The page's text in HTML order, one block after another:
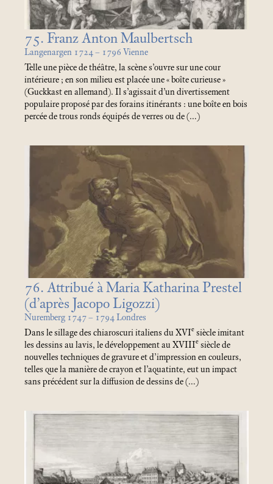
75. Franz Anton Maulbertsch
Langenargen 1724 – 1796 Vienne
Telle une pièce de théâtre, la scène s’ouvre sur une cour
intérieure ; en son milieu est placée une « boîte curieuse»
(Guckkast en allemand). Il s’agissait d’un divertissement
populaire proposé par des forains itinérants : une boîte en bois
percée de trous ronds équipés de verres ou de (…)
76. Attribué à Maria Katharina Prestel
(d’après Jacopo Ligozzi)
Nuremberg 1747 – 1794 Londres
Dans le sillage des chiaroscuri italiens du XVIe siècle imitant
les dessins au lavis, le développement au XVIIIe siècle de
nouvelles techniques de gravure et d’impression en couleurs,
telles que la manière de crayon et l’aquatinte, eut un impact
sans précédent sur la diffusion de dessins de (…)